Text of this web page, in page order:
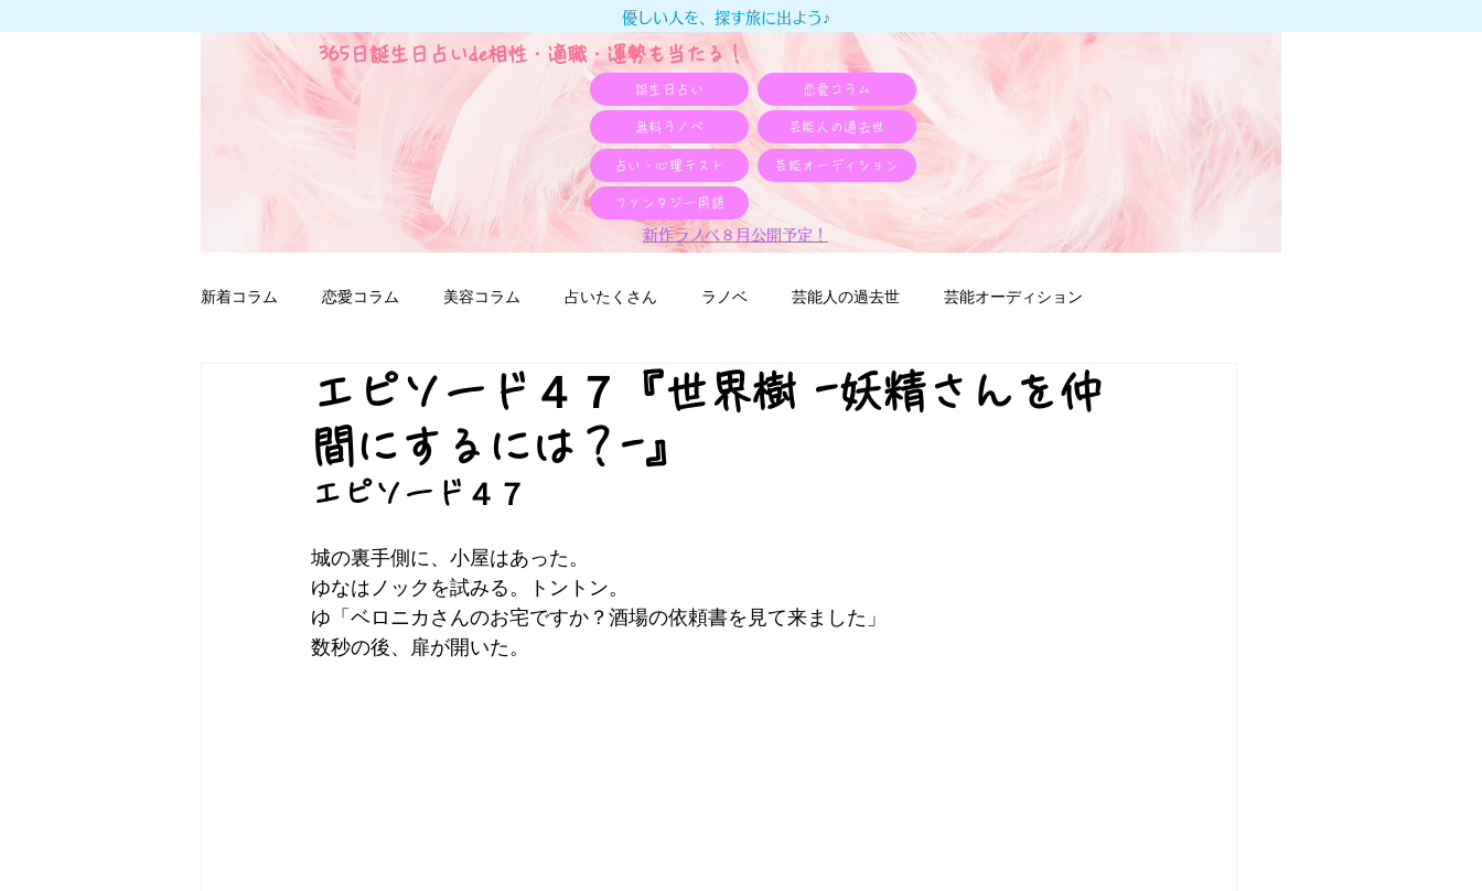
365日誕生日占いde相性・適職・​運勢も当たる！
優しい人を、探す旅に出よう♪
誕生日占い 恋愛コラム
無料ラノベ 芸能人の過去世
占い・心理テスト 芸能オーディション
ファンタジー用語
新作ラノベ８月公開予定！
新着コラム 恋愛コラム 美容コラム 占いたくさん ラノベ 芸能人の過去世 芸能オーディション
ファンタジー用語エピソード４７『世界樹 -妖精さんを仲
間にするには？-』
エピソード４７
城の裏手側に、小屋はあった。
ゆなはノックを試みる。トントン。
ゆ「ベロニカさんのお宅ですか？酒場の依頼書を見て来ました」
数秒の後、扉が開いた。